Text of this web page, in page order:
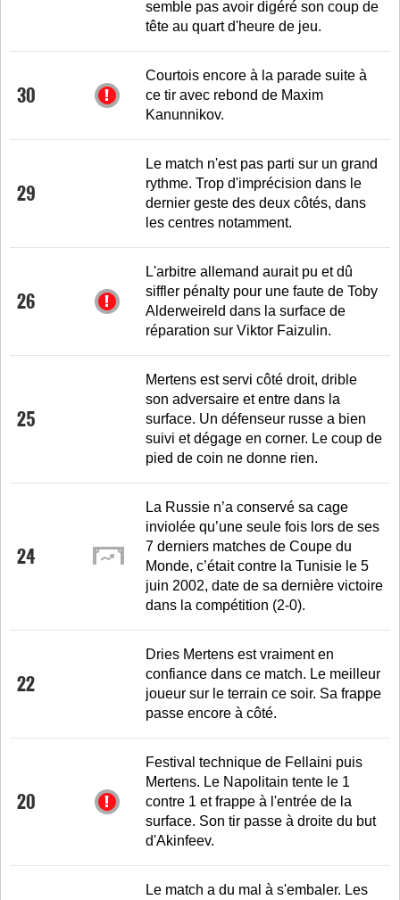
semble pas avoir digéré son coup de
tête au quart d'heure de jeu.
30
Courtois encore à la parade suite à
ce tir avec rebond de Maxim
Kanunnikov.
29
Le match n'est pas parti sur un grand
rythme. Trop d'imprécision dans le
dernier geste des deux côtés, dans
les centres notamment.
26
L'arbitre allemand aurait pu et dû
siffler pénalty pour une faute de Toby
Alderweireld dans la surface de
réparation sur Viktor Faizulin.
25
Mertens est servi côté droit, drible
son adversaire et entre dans la
surface. Un défenseur russe a bien
suivi et dégage en corner. Le coup de
pied de coin ne donne rien.
24
La Russie n’a conservé sa cage
inviolée qu’une seule fois lors de ses
7 derniers matches de Coupe du
Monde, c’était contre la Tunisie le 5
juin 2002, date de sa dernière victoire
dans la compétition (2-0).
22
Dries Mertens est vraiment en
confiance dans ce match. Le meilleur
joueur sur le terrain ce soir. Sa frappe
passe encore à côté.
20
Festival technique de Fellaini puis
Mertens. Le Napolitain tente le 1
contre 1 et frappe à l'entrée de la
surface. Son tir passe à droite du but
d'Akinfeev.
Le match a du mal à s'embaler. Les